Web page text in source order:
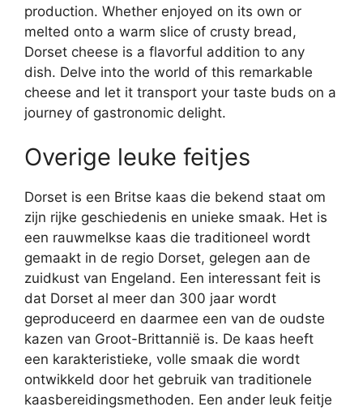
production. Whether enjoyed on its own or
melted onto a warm slice of crusty bread,
Dorset cheese is a flavorful addition to any
dish. Delve into the world of this remarkable
cheese and let it transport your taste buds on a
journey of gastronomic delight.
Overige leuke feitjes
Dorset is een Britse kaas die bekend staat om
zijn rijke geschiedenis en unieke smaak. Het is
een rauwmelkse kaas die traditioneel wordt
gemaakt in de regio Dorset, gelegen aan de
zuidkust van Engeland. Een interessant feit is
dat Dorset al meer dan 300 jaar wordt
geproduceerd en daarmee een van de oudste
kazen van Groot-Brittannië is. De kaas heeft
een karakteristieke, volle smaak die wordt
ontwikkeld door het gebruik van traditionele
kaasbereidingsmethoden. Een ander leuk feitje